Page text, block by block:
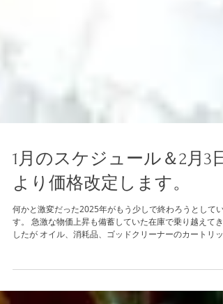
1月のスケジュール＆2月3日
す。 急激な物価上昇も備蓄していた在庫で乗り越えてき